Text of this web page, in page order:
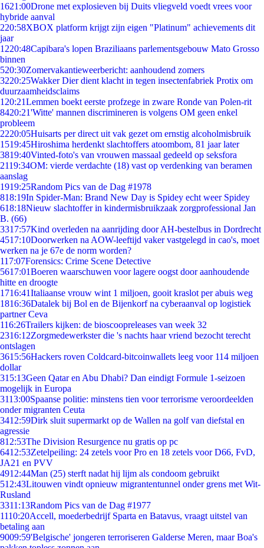
1621:00Drone met explosieven bij Duits vliegveld voedt vrees voor
hybride aanval
220:58XBOX platform krijgt zijn eigen "Platinum" achievements dit
jaar
1220:48Capibara's lopen Braziliaans parlementsgebouw Mato Grosso
binnen
520:30Zomervakantieweerbericht: aanhoudend zomers
3220:25Wakker Dier dient klacht in tegen insectenfabriek Protix om
duurzaamheidsclaims
1 20:21Lemmen boekt eerste profzege in zware Ronde van Polen-rit
8420:21'Witte' mannen discrimineren is volgens OM geen enkel
probleem
2220:05Huisarts per direct uit vak gezet om ernstig alcoholmisbruik
1519:45Hiroshima herdenkt slachtoffers atoombom, 81 jaar later
3819:40Vinted-foto's van vrouwen massaal gedeeld op seksfora
2119:34OM: vierde verdachte (18) vast op verdenking van beramen
aanslag
1919:25Random Pics van de Dag #1978
818:19In Spider-Man: Brand New Day is Spidey echt weer Spidey
618:18Nieuw slachtoffer in kindermisbruikzaak zorgprofessional Jan
B. (66)
3317:57Kind overleden na aanrijding door AH-bestelbus in Dordrecht
4517:10Doorwerken na AOW-leeftijd vaker vastgelegd in cao's, moet
werken na je 67e de norm worden?
117:07Forensics: Crime Scene Detective
5617:01Boeren waarschuwen voor lagere oogst door aanhoudende
hitte en droogte
1716:41Italiaanse vrouw wint 1 miljoen, gooit kraslot per abuis weg
1816:36Datalek bij Bol en de Bijenkorf na cyberaanval op logistiek
partner Ceva
116:26Trailers kijken: de bioscoopreleases van week 32
2316:12Zorgmedewerkster die 's nachts haar vriend bezocht terecht
ontslagen
3615:56Hackers roven Coldcard-bitcoinwallets leeg voor 114 miljoen
dollar
315:13Geen Qatar en Abu Dhabi? Dan eindigt Formule 1-seizoen
mogelijk in Europa
3113:00Spaanse politie: minstens tien voor terrorisme veroordeelden
onder migranten Ceuta
3412:59Dirk sluit supermarkt op de Wallen na golf van diefstal en
agressie
812:53The Division Resurgence nu gratis op pc
6412:53Zetelpeiling: 24 zetels voor Pro en 18 zetels voor D66, FvD,
JA21 en PVV
4912:44Man (25) sterft nadat hij lijm als condoom gebruikt
512:43Litouwen vindt opnieuw migrantentunnel onder grens met Wit-
Rusland
3311:13Random Pics van de Dag #1977
1110:20Accell, moederbedrijf Sparta en Batavus, vraagt uitstel van
betaling aan
9009:59'Belgische' jongeren terroriseren Galderse Meren, maar Boa's